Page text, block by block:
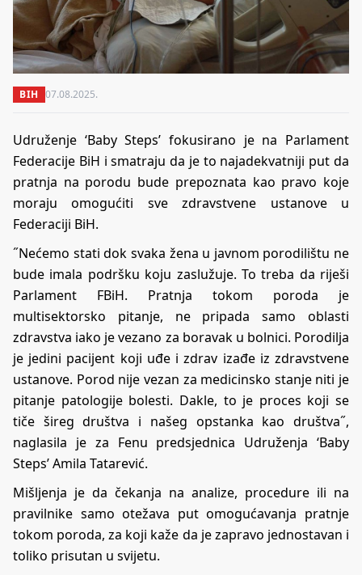
BIH 07.08.2025.
Udruženje ‘Baby Steps’ fokusirano je na Parlament
Federacije BiH i smatraju da je to najadekvatniji put da
pratnja na porodu bude prepoznata kao pravo koje
moraju omogućiti sve zdravstvene ustanove u
Federaciji BiH.
˝Nećemo stati dok svaka žena u javnom porodilištu ne
bude imala podršku koju zaslužuje. To treba da riješi
Parlament FBiH. Pratnja tokom poroda je
multisektorsko pitanje, ne pripada samo oblasti
zdravstva iako je vezano za boravak u bolnici. Porodilja
je jedini pacijent koji uđe i zdrav izađe iz zdravstvene
ustanove. Porod nije vezan za medicinsko stanje niti je
pitanje patologije bolesti. Dakle, to je proces koji se
tiče šireg društva i našeg opstanka kao društva˝,
naglasila je za Fenu predsjednica Udruženja ‘Baby
Steps’ Amila Tatarević.
Mišljenja je da čekanja na analize, procedure ili na
pravilnike samo otežava put omogućavanja pratnje
tokom poroda, za koji kaže da je zapravo jednostavan i
toliko prisutan u svijetu.